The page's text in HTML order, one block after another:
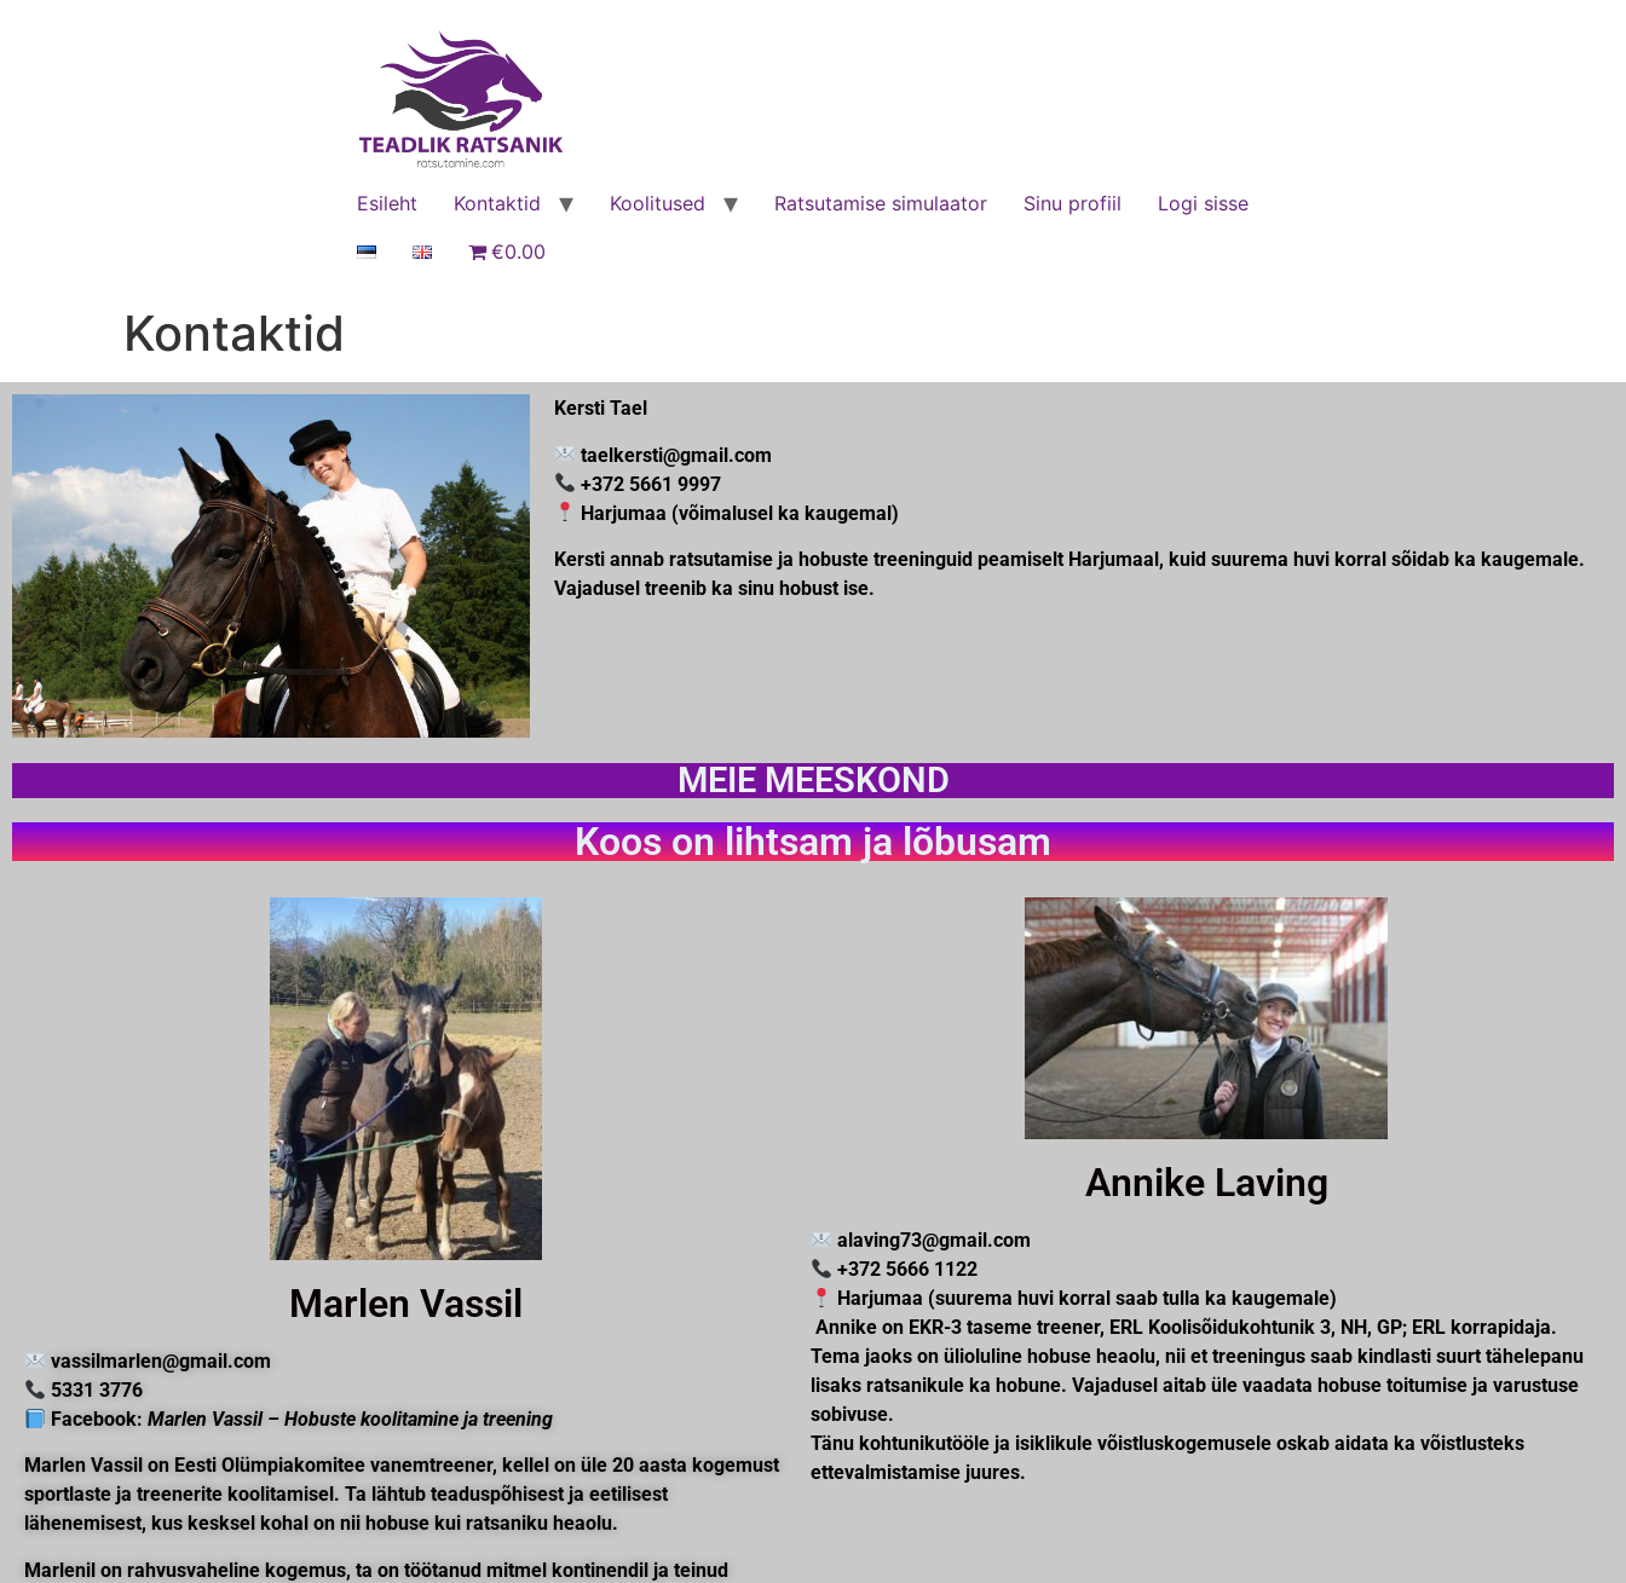
Esileht Kontaktid Koolitused Ratsutamise simulaator Sinu profiil
Logi sisse
€0.00
Kontaktid
Kersti Tael
taelkersti@gmail.com
+372 5661 9997
Harjumaa (võimalusel ka kaugemal)
Kersti annab ratsutamise ja hobuste treeninguid peamiselt Harjumaal, kuid suurema huvi korral sõidab ka kaugemale.
Vajadusel treenib ka sinu hobust ise.
MEIE MEESKOND
Koos on lihtsam ja lõbusam
Marlen Vassil
vassilmarlen@gmail.com
5331 3776
Facebook:Marlen Vassil – Hobuste koolitamine ja treening
Marlen Vassil on Eesti Olümpiakomitee vanemtreener, kellel on üle 20 aasta kogemust
sportlaste ja treenerite koolitamisel. Ta lähtub teaduspõhisest ja eetilisest
lähenemisest, kus kesksel kohal on nii hobuse kui ratsaniku heaolu.
Marlenil on rahvusvaheline kogemus, ta on töötanud mitmel kontinendil ja teinud
Annike Laving
alaving73@gmail.com
+372 5666 1122
Harjumaa (suurema huvi korral saab tulla ka kaugemale)
Annike on EKR-3 taseme treener, ERL Koolisõidukohtunik 3, NH, GP; ERL korrapidaja.
Tema jaoks on ülioluline hobuse heaolu, nii et treeningus saab kindlasti suurt tähelepanu
lisaks ratsanikule ka hobune. Vajadusel aitab üle vaadata hobuse toitumise ja varustuse
sobivuse.
Tänu kohtunikutööle ja isiklikule võistluskogemusele oskab aidata ka võistlusteks
ettevalmistamise juures.